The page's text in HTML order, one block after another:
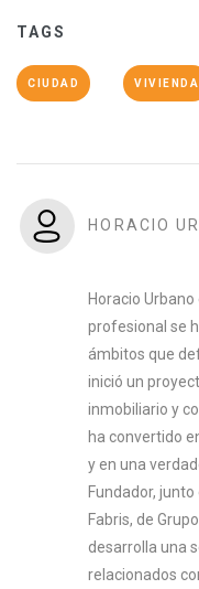
TAGS
CIUDAD VIVIENDA
HORACIO
Horacio
profesional se
ámbitos que
inició un
inmobiliario y
ha convertido
y en una
Fundador,
Fabris, de
desarrolla una
relacionados